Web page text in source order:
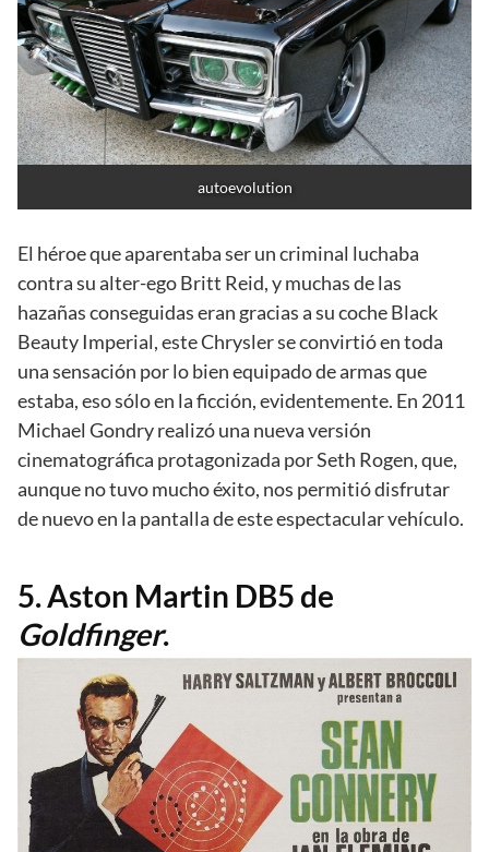
autoevolution
El héroe que aparentaba ser un criminal luchaba
contra su alter-ego Britt Reid, y muchas de las
hazañas conseguidas eran gracias a su coche Black
Beauty Imperial, este Chrysler se convirtió en toda
una sensación por lo bien equipado de armas que
estaba, eso sólo en la ficción, evidentemente. En 2011
Michael Gondry realizó una nueva versión
cinematográfica protagonizada por Seth Rogen, que,
aunque no tuvo mucho éxito, nos permitió disfrutar
de nuevo en la pantalla de este espectacular vehículo.
5. Aston Martin DB5 de
Goldfinger.